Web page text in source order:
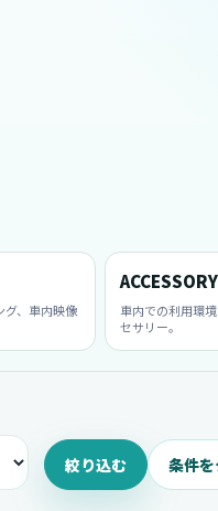
グ、車内映像
ACCESSORY
車内での利用環
セサリー。
絞り込む 条件